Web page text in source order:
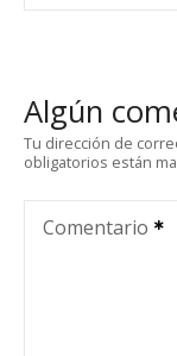
g
a
Algún
Tu dirección de
obligatorios están
Comentario